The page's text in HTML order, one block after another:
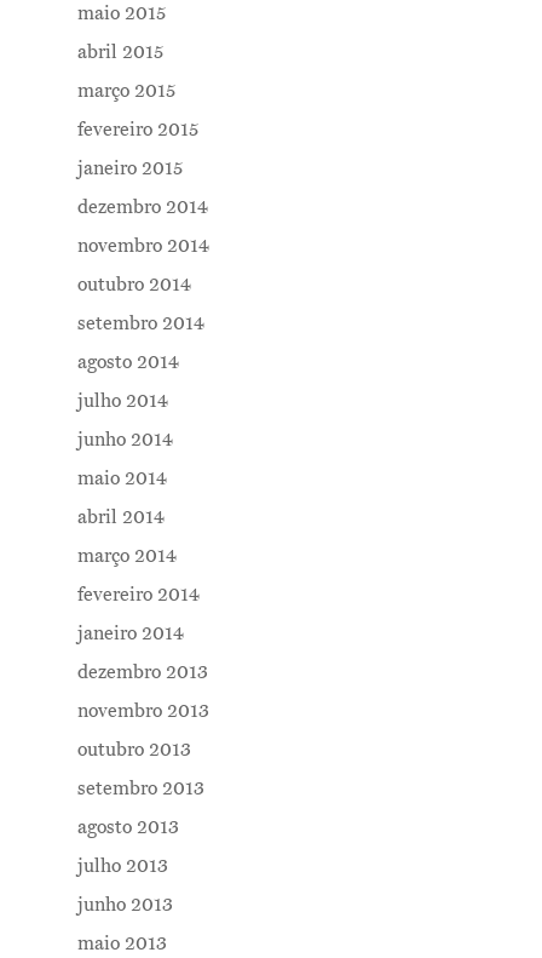
maio 2015
abril 2015
março 2015
fevereiro 2015
janeiro 2015
dezembro 2014
novembro 2014
outubro 2014
setembro 2014
agosto 2014
julho 2014
junho 2014
maio 2014
abril 2014
março 2014
fevereiro 2014
janeiro 2014
dezembro 2013
novembro 2013
outubro 2013
setembro 2013
agosto 2013
julho 2013
junho 2013
maio 2013